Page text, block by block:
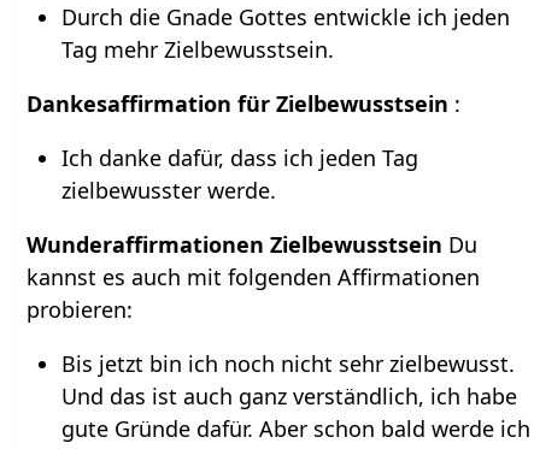
Durch die Gnade Gottes entwickle ich jeden
Tag mehr Zielbewusstsein.
Dankesaffirmation für Zielbewusstsein :
Ich danke dafür, dass ich jeden Tag
zielbewusster werde.
Wunderaffirmationen Zielbewusstsein Du
kannst es auch mit folgenden Affirmationen
probieren:
Bis jetzt bin ich noch nicht sehr zielbewusst.
Und das ist auch ganz verständlich, ich habe
gute Gründe dafür. Aber schon bald werde ich